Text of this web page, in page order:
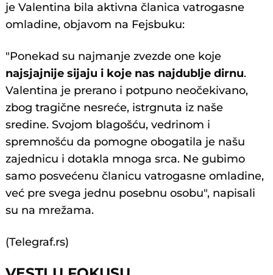
je Valentina bila aktivna članica vatrogasne
omladine, objavom na Fejsbuku:
"Ponekad su najmanje zvezde one koje
najsjajnije sijaju i koje nas najdublje dirnu.
Valentina je prerano i potpuno neočekivano,
zbog tragične nesreće, istrgnuta iz naše
sredine. Svojom blagošću, vedrinom i
spremnošću da pomogne obogatila je našu
zajednicu i dotakla mnoga srca. Ne gubimo
samo posvećenu članicu vatrogasne omladine,
već pre svega jednu posebnu osobu", napisali
su na mrežama.
(Telegraf.rs)